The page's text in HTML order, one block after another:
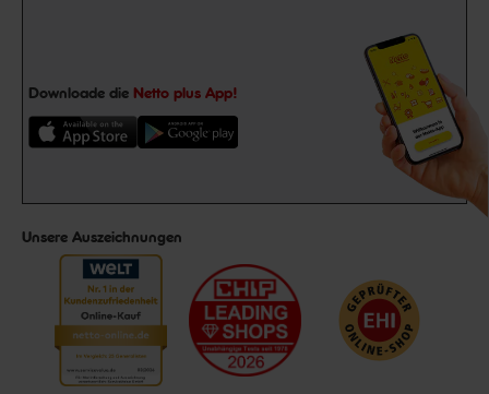
Downloade die Netto plus App!
Unsere Auszeichnungen